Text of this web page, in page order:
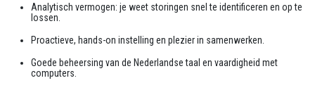
Analytisch vermogen: je weet storingen snel te identificeren en op te
lossen.
Proactieve, hands-on instelling en plezier in samenwerken.
Goede beheersing van de Nederlandse taal en vaardigheid met
computers.